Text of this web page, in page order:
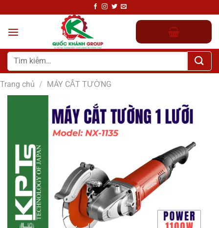
đến
nội
Tìm
kiếm:
Trang chủ / MÁY CẮT TƯỜNG